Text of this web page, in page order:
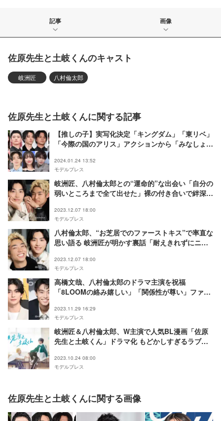
記事 画像
佐原先生と土岐くんのキャスト
岐洲匠 八村倫太郎
佐原先生と土岐くんに関する記事
【推しの子】実写化決定「キングダム」「東リベ」
「今際の国のアリス」アクションから「みなしょ
2024.01.24 13:52
モデルプレス
岐洲匠、八村倫太郎との“運命的”な出会い「自分の
弱いところまで全て出せた」裸の付き合いで絆深め
2023.12.07 18:00
モデルプレス
八村倫太郎、“お芝居でのファーストキス”で率直な
思い語る 岐洲匠が明かす裏話「耐えきれずにニヤ
タビュー後編＞
2023.12.07 18:00
モデルプレス
高橋文哉、八村倫太郎のドラマ主演を祝福
「8LOOMの絡み嬉しい」「関係性が尊い」ファン
2023.11.29 16:29
モデルプレス
岐洲匠＆八村倫太郎、W主演で人気BL漫画「佐原
先生と土岐くん」ドラマ化 もどかしすぎるラブコ
2023.10.24 08:00
モデルプレス
佐原先生と土岐くんに関する画像